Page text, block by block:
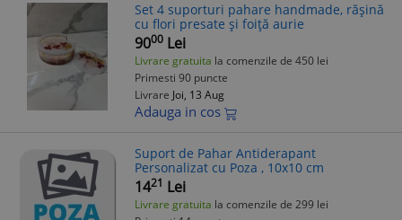
Set 4 suporturi pahare handmade, rășină
cu flori presate și foiță aurie
9000 Lei
Livrare gratuita la comenzile de 450 lei
Primesti 90 puncte
Livrare Joi, 13 Aug
Adauga in cos
Suport de Pahar Antiderapant
Personalizat cu Poza , 10x10 cm
1421 Lei
Livrare gratuita la comenzile de 299 lei